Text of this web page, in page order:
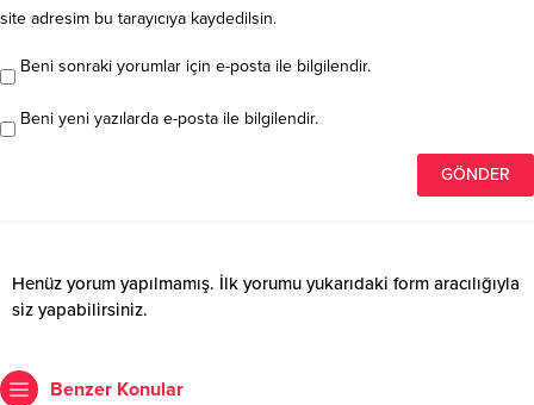
site adresim bu tarayıcıya kaydedilsin.
Beni sonraki yorumlar için e-posta ile bilgilendir.
Beni yeni yazılarda e-posta ile bilgilendir.
Henüz yorum yapılmamış. İlk yorumu yukarıdaki form aracılığıyla
siz yapabilirsiniz.
Benzer Konular